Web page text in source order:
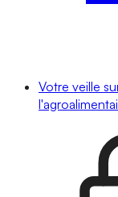
Votre veille